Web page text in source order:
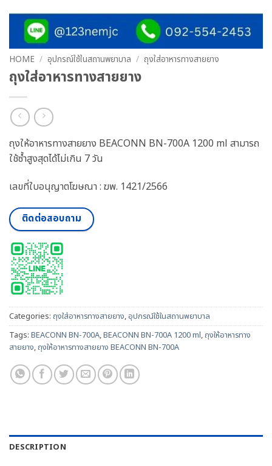
HOME / อุปกรณ์ใช้ในสถานพยาบาล / ถุงใส่อาหารทางสายยาง
ถุงใส่อาหารทางสายยาง
ถุงให้อาหารทางสายยาง BEACONN BN-700A 1200 ml สามารถ
ใช้ซ้ำสูงสุดได้ไม่เกิน 7 วัน
เลขที่ใบอนุญาตโฆษณา : ฆพ. 1421/2566
ติดต่อสอบถาม
Categories: ถุงใส่อาหารทางสายยาง,อุปกรณ์ใช้ในสถานพยาบาล
Tags: BEACONN BN-700A,BEACONN BN-700A 1200 ml,ถุงให้อาหารทาง
สายยาง,ถุงให้อาหารทางสายยาง BEACONN BN-700A
DESCRIPTION